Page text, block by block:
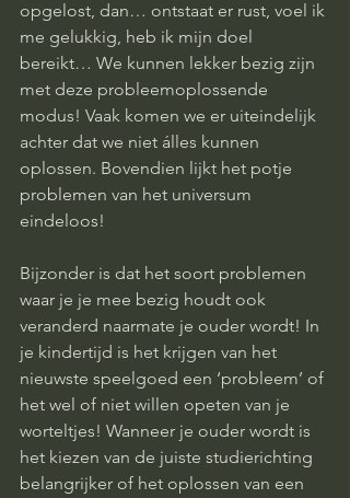
opgelost, dan… ontstaat er rust, voel ik
me gelukkig, heb ik mijn doel
bereikt… We kunnen lekker bezig zijn
met deze probleemoplossende
modus! Vaak komen we er uiteindelijk
achter dat we niet álles kunnen
oplossen. Bovendien lijkt het potje
problemen van het universum
eindeloos!
Bijzonder is dat het soort problemen
waar je je mee bezig houdt ook
veranderd naarmate je ouder wordt! In
je kindertijd is het krijgen van het
nieuwste speelgoed een ‘probleem’ of
het wel of niet willen opeten van je
worteltjes! Wanneer je ouder wordt is
het kiezen van de juiste studierichting
belangrijker of het oplossen van een